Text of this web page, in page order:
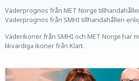
Väderprognos från MET Norge
Väderprognos från SMHI tillhandahållen
Väderikoner från SMHI och MET Norge har
likvärdiga ikoner från Klart.